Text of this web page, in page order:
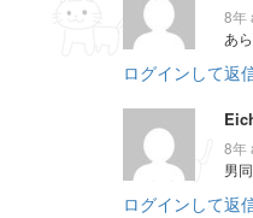
8年
あ
ログインして返
8年
男
ログインして返